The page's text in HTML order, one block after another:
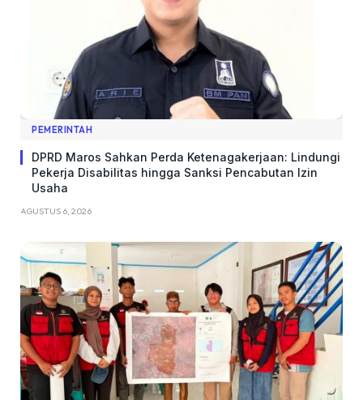
PEMERINTAH
DPRD Maros Sahkan Perda Ketenagakerjaan: Lindungi
Pekerja Disabilitas hingga Sanksi Pencabutan Izin
Usaha
AGUSTUS 6, 2026